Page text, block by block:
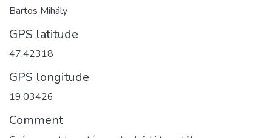
Bartos Mihály
GPS latitude
47.42318
GPS longitude
19.03426
Comment